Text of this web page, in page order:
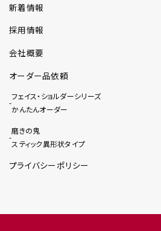
新着情報
採用情報
会社概要
オーダー品依頼
フェイス・ショルダーシリーズ
かんたんオーダー
磨きの鬼
スティック異形状タイプ
プライバシーポリシー